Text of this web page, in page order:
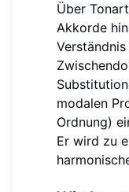
Über
Akkorde
modalen
Ordnung)
Er wird zu